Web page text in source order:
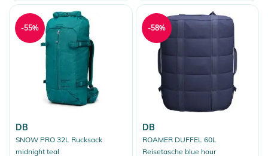
DB
SNOW PRO 32L Rucksack
midnight teal
-55%
DB
ROAMER DUFFEL 60L
Reisetasche blue hour
-58%